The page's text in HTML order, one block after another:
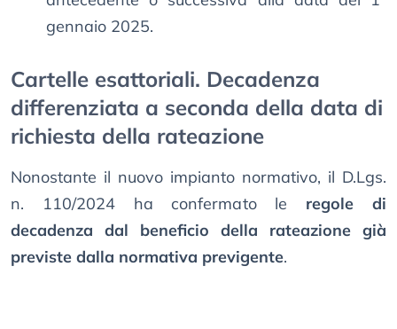
gennaio 2025.
Cartelle esattoriali. Decadenza
differenziata a seconda della data di
richiesta della rateazione
Nonostante il nuovo impianto normativo, il D.Lgs.
n. 110/2024 ha confermato le regole di
decadenza dal beneficio della rateazione già
previste dalla normativa previgente.